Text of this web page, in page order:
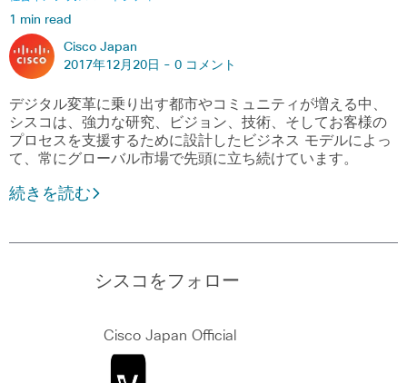
1 min read
Cisco Japan
2017年12月20日 - 0 コメント
デジタル変革に乗り出す都市やコミュニティが増える中、
シスコは、強力な研究、ビジョン、技術、そしてお客様の
プロセスを支援するために設計したビジネス モデルによっ
て、常にグローバル市場で先頭に立ち続けています。
続きを読む
シスコをフォロー
Cisco Japan Official